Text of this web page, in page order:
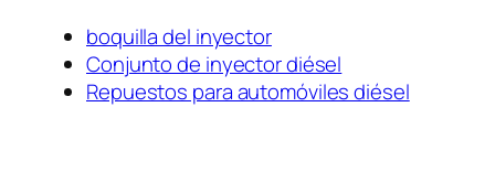
boquilla del inyector
Conjunto de inyector diésel
Repuestos para automóviles diésel